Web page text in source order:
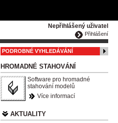
Nepřihlášený uživatel
Přihlášení
PODROBNÉ VYHLEDÁVÁNÍ
HROMADNÉ STAHOVÁNÍ
Software pro hromadné
stahování modelů
Více informací
AKTUALITY